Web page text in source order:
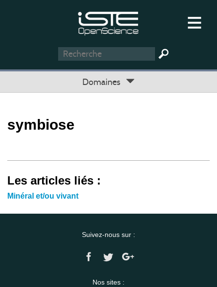
Domaines
symbiose
Les articles liés :
Minéral et/ou vivant
Suivez-nous sur :
Nos sites :